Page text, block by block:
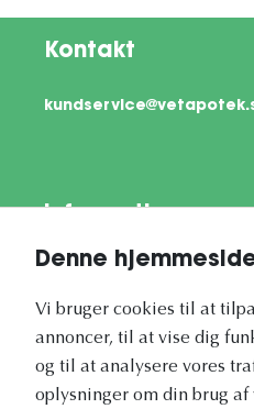
Denne
Vi bruger cookies til at
annoncer, til at vise dig
og til at analysere vores
oplysninger om din brug af
Kontakt
Information
Vores nyhedsbrev